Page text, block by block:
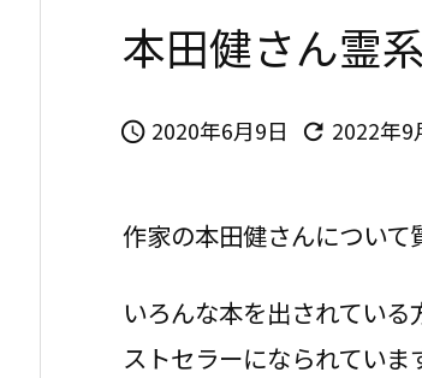
本田健さん霊
 2020年6月9日  2022年9
作家の本田健さんについ
いろんな本を出されてい
ストセラーになられていま